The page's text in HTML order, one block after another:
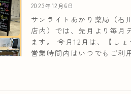
2023年12月6日
サンライトあかり薬局（石
店内）では、先月より毎月
ます。 今月12月は、【し
営業時間内はいつでもご